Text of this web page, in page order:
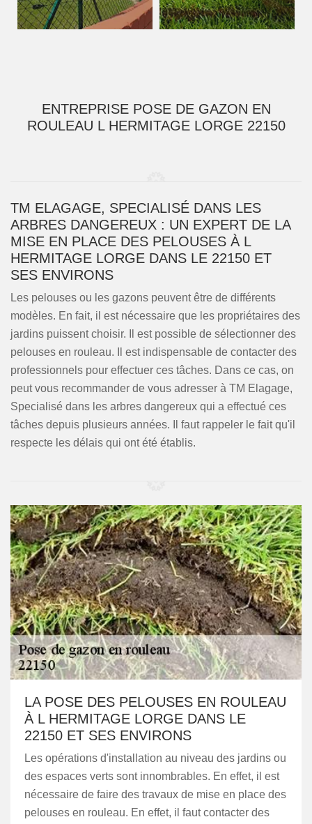
ENTREPRISE POSE DE GAZON EN
ROULEAU L HERMITAGE LORGE 22150
TM ELAGAGE, SPECIALISÉ DANS LES
ARBRES DANGEREUX : UN EXPERT DE LA
MISE EN PLACE DES PELOUSES À L
HERMITAGE LORGE DANS LE 22150 ET
SES ENVIRONS
Les pelouses ou les gazons peuvent être de différents
modèles. En fait, il est nécessaire que les propriétaires des
jardins puissent choisir. Il est possible de sélectionner des
pelouses en rouleau. Il est indispensable de contacter des
professionnels pour effectuer ces tâches. Dans ce cas, on
peut vous recommander de vous adresser à TM Elagage,
Specialisé dans les arbres dangereux qui a effectué ces
tâches depuis plusieurs années. Il faut rappeler le fait qu'il
respecte les délais qui ont été établis.
LA POSE DES PELOUSES EN ROULEAU
À L HERMITAGE LORGE DANS LE
22150 ET SES ENVIRONS
Les opérations d'installation au niveau des jardins ou
des espaces verts sont innombrables. En effet, il est
nécessaire de faire des travaux de mise en place des
pelouses en rouleau. En effet, il faut contacter des